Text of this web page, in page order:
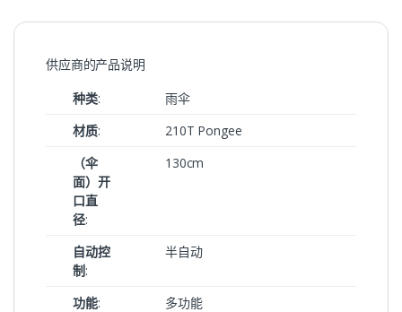
供应商的产品说明
种类:
雨伞
材质:
210T Pongee
（伞
面）开
口直
径:
130cm
自动控
制:
半自动
功能:
多功能